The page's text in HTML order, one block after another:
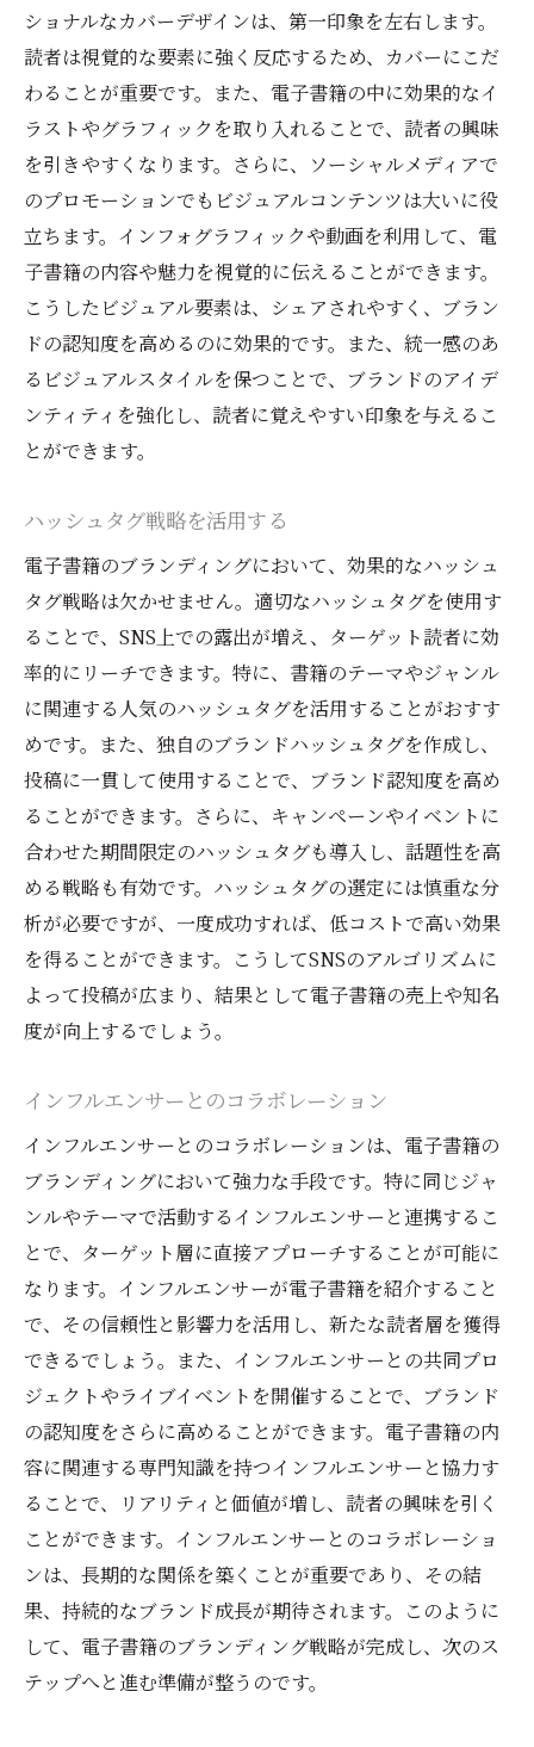
ショナルなカバーデザインは、第一印象を左右します。
読者は視覚的な要素に強く反応するため、カバーにこだ
わることが重要です。また、電子書籍の中に効果的なイ
ラストやグラフィックを取り入れることで、読者の興味
を引きやすくなります。さらに、ソーシャルメディアで
のプロモーションでもビジュアルコンテンツは大いに役
立ちます。インフォグラフィックや動画を利用して、電
子書籍の内容や魅力を視覚的に伝えることができます。
こうしたビジュアル要素は、シェアされやすく、ブラン
ドの認知度を高めるのに効果的です。また、統一感のあ
るビジュアルスタイルを保つことで、ブランドのアイデ
ンティティを強化し、読者に覚えやすい印象を与えるこ
とができます。
ハッシュタグ戦略を活用する
電子書籍のブランディングにおいて、効果的なハッシュ
タグ戦略は欠かせません。適切なハッシュタグを使用す
ることで、SNS上での露出が増え、ターゲット読者に効
率的にリーチできます。特に、書籍のテーマやジャンル
に関連する人気のハッシュタグを活用することがおすす
めです。また、独自のブランドハッシュタグを作成し、
投稿に一貫して使用することで、ブランド認知度を高め
ることができます。さらに、キャンペーンやイベントに
合わせた期間限定のハッシュタグも導入し、話題性を高
める戦略も有効です。ハッシュタグの選定には慎重な分
析が必要ですが、一度成功すれば、低コストで高い効果
を得ることができます。こうしてSNSのアルゴリズムに
よって投稿が広まり、結果として電子書籍の売上や知名
度が向上するでしょう。
インフルエンサーとのコラボレーション
インフルエンサーとのコラボレーションは、電子書籍の
ブランディングにおいて強力な手段です。特に同じジャ
ンルやテーマで活動するインフルエンサーと連携するこ
とで、ターゲット層に直接アプローチすることが可能に
なります。インフルエンサーが電子書籍を紹介すること
で、その信頼性と影響力を活用し、新たな読者層を獲得
できるでしょう。また、インフルエンサーとの共同プロ
ジェクトやライブイベントを開催することで、ブランド
の認知度をさらに高めることができます。電子書籍の内
容に関連する専門知識を持つインフルエンサーと協力す
ることで、リアリティと価値が増し、読者の興味を引く
ことができます。インフルエンサーとのコラボレーショ
ンは、長期的な関係を築くことが重要であり、その結
果、持続的なブランド成長が期待されます。このように
して、電子書籍のブランディング戦略が完成し、次のス
テップへと進む準備が整うのです。